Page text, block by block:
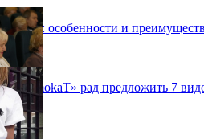
особенности и
«SamokaT» рад предложить 7